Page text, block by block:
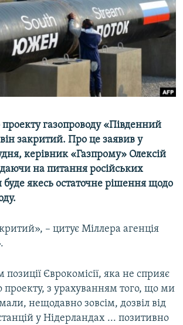
RL
газопроводу «Південний
закритий. Про це заявив у
керівник «Газпрому» Олексій
на питання російських
буде якесь остаточне рішення щодо
– цитує Міллера агенція
Єврокомісії, яка не сприяє
проекту, з урахуванням того, що ми
нещодавно зовсім, дозвіл від
у Нідерландах ... позитивно